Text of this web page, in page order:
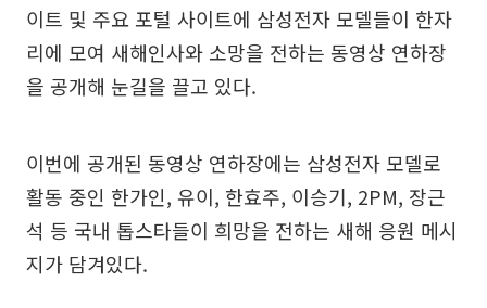
이트 및 주요 포털 사이트에 삼성전자 모델들이 한자
리에 모여 새해인사와 소망을 전하는 동영상 연하장
을 공개해 눈길을 끌고 있다.
이번에 공개된 동영상 연하장에는 삼성전자 모델로
활동 중인 한가인, 유이, 한효주, 이승기, 2PM, 장근
석 등 국내 톱스타들이 희망을 전하는 새해 응원 메시
지가 담겨있다.